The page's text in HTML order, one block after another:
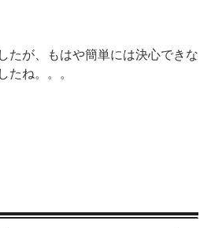
たが、もはや簡単には決心できな
たね。。。